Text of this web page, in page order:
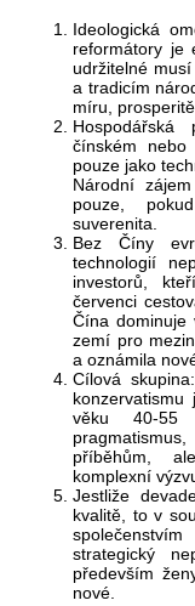
Ideologická
reformátory je
udržitelné
a tradicím
míru,
čínském
pouze jako
Národní
pouze,
suverenita.
Bez Číny
technologií
investorů,
červenci
Čína dominuje
zemí pro
a oznámila
Cílová
věku 40-55
příběhům,
komplexní
Jestliže
kvalitě, to v
strategický
především
nové.